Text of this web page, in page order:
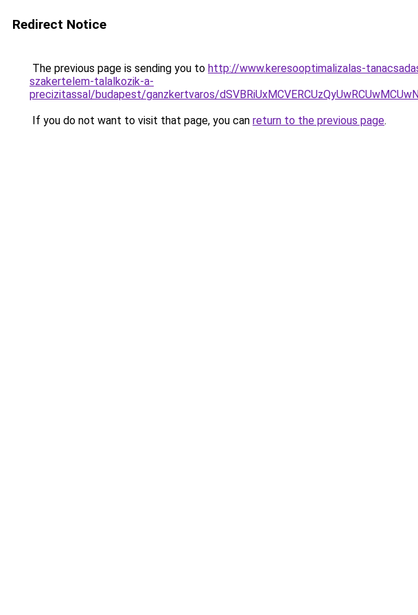
Redirect Notice
The previous page is sending you to http://www.keresooptimalizalas-
szakertelem-talalkozik-a-
precizitassal/budapest/ganzkertvaros/
If you do not want to visit that page, you can return to the previous page.